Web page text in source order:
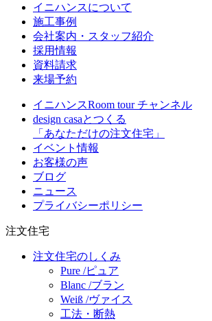
イニハンスについて
施工事例
会社案内・スタッフ紹介
採用情報
資料請求
来場予約
イニハンスRoom tour チャンネル
design casaとつくる
「あなただけの注文住宅」
イベント情報
お客様の声
ブログ
ニュース
プライバシーポリシー
注文住宅
注文住宅のしくみ
Pure /ピュア
Blanc /ブラン
Weiß /ヴァイス
工法・断熱